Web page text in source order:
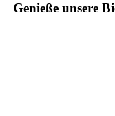
Genieße unsere